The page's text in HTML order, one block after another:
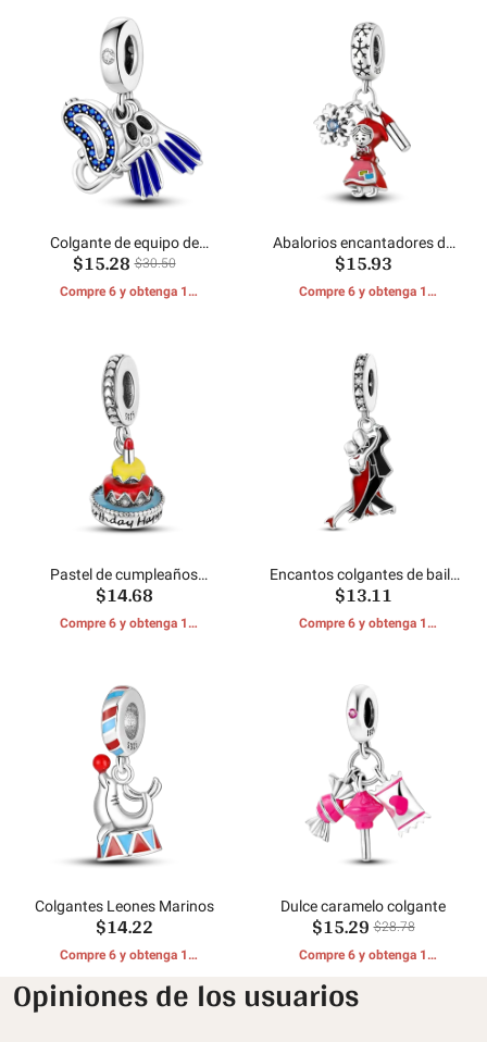
Colgante de equipo de
esnórquel
$15.28 $30.50
Compre 6 y obtenga 1
Abalorios encantadores de
niña pequeña
$15.93
Compre 6 y obtenga 1
Pastel de cumpleaños
colgante
$14.68
Compre 6 y obtenga 1
Encantos colgantes de baile
de salón
$13.11
Compre 6 y obtenga 1
Colgantes Leones Marinos
$14.22
Compre 6 y obtenga 1
Dulce caramelo colgante
$15.29 $28.78
Compre 6 y obtenga 1
Opiniones de los usuarios